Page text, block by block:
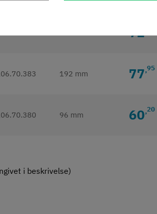
72
192 mm 77,95
96 mm 60,20
i beskrivelse)